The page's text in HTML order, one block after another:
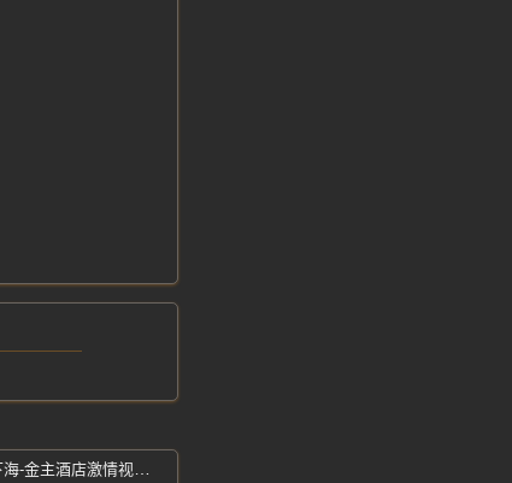
Sunny-翘臀后入画面香艳-抖音高颜值网红下海-金主酒店激情视频曝光